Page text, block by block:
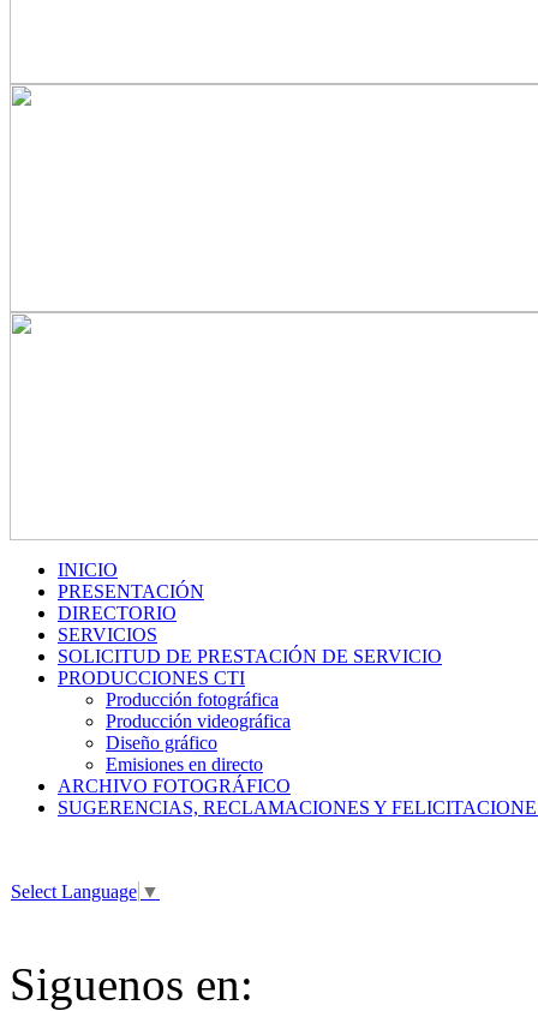
INICIO
PRESENTACIÓN
DIRECTORIO
SERVICIOS
SOLICITUD DE PRESTACIÓN DE SERVICIO
PRODUCCIONES CTI
Producción fotográfica
Producción videográfica
Diseño gráfico
Emisiones en directo
ARCHIVO FOTOGRÁFICO
SUGERENCIAS, RECLAMACIONES Y
Select Language ▼
Siguenos en: